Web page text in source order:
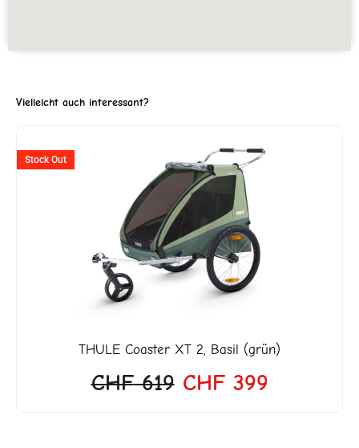
Vielleicht auch interessant?
Stock Out
THULE Coaster XT 2, Basil (grün)
CHF619
Ursprünglicher
Preis
war:
CHF 619
CHF399